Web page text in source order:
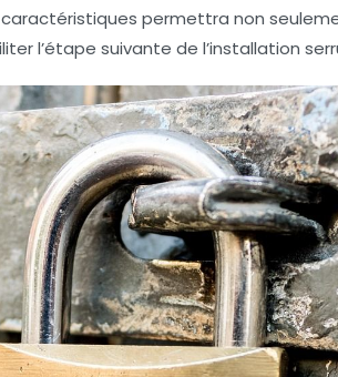
permettra non
l’étape suivante de l’installation